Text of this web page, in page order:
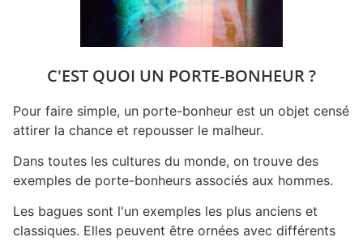
C'EST QUOI UN PORTE-BONHEUR ?
Pour faire simple, un porte-bonheur est un objet censé
attirer la chance et repousser le malheur.
Dans toutes les cultures du monde, on trouve des
exemples de porte-bonheurs associés aux hommes.
Les bagues sont l'un exemples les plus anciens et
classiques. Elles peuvent être ornées avec différents